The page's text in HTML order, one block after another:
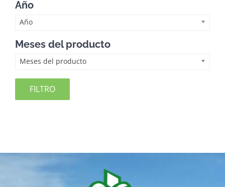
Año
Año
Meses del producto
Meses del producto
FILTRO